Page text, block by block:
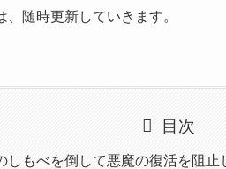
随時更新していきます。
目次
しもべを倒して悪魔の復活を阻止